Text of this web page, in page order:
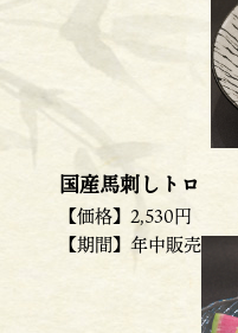
国産馬刺しトロ
【価格】2,530円
【期間】年中販売